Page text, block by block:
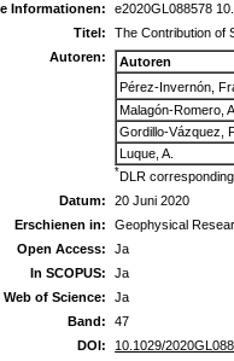
Informationen:
e2020GL088578
Titel:
The Contribution of
Autoren:
Autoren
Pérez-Invernón,
Malagón-Romero,
Gordillo-Vázquez,
Luque, A.
*DLR
Datum:
20 Juni 2020
Erschienen in:
Geophysical
Open Access:
Ja
In SCOPUS:
Ja
Web of Science:
Ja
Band:
47
DOI:
10.1029/